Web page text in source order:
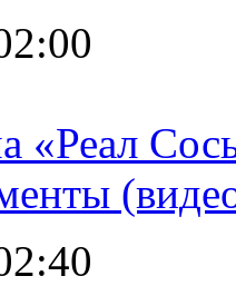
«Реал